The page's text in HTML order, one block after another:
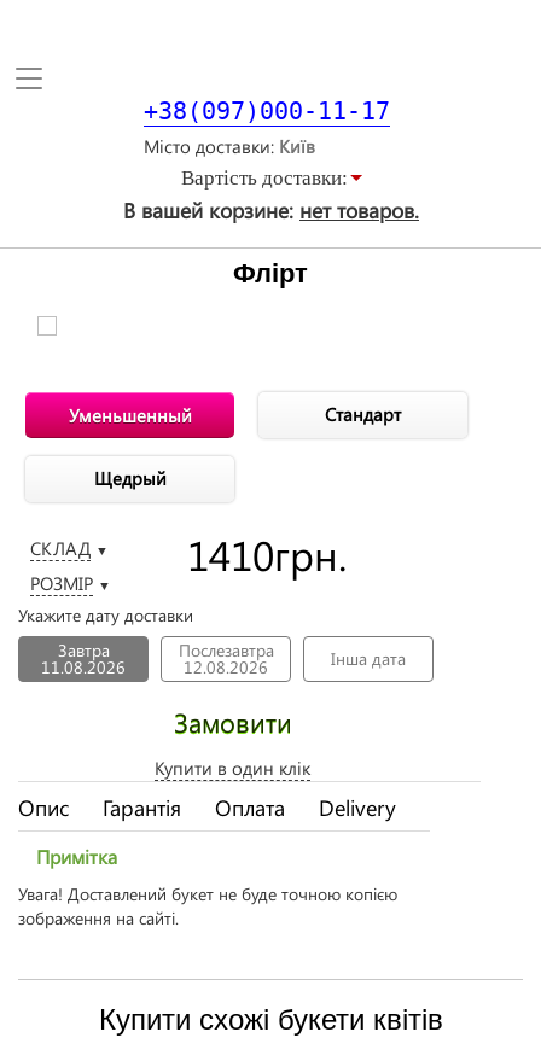
Toggle
+38(097)000-11-17
Місто доставки
Вартiсть доставки:
В вашей корзине: нет товаров.
Флірт
Уменьшенный Стандарт
Щедрый
СКЛАД ▼
РОЗМІР ▼
1410грн.
Укажите дату доставки
Завтра
11.08.2026
Послезавтра
12.08.2026 Інша дата
Замовити
Купити в один клік
Опис Гарантія Оплата Delivery
Примітка
Увага! Доставлений букет не буде точною копією
зображення на сайті.
Купити схожі букети квітів